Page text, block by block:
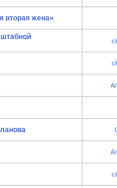
вторая жена»